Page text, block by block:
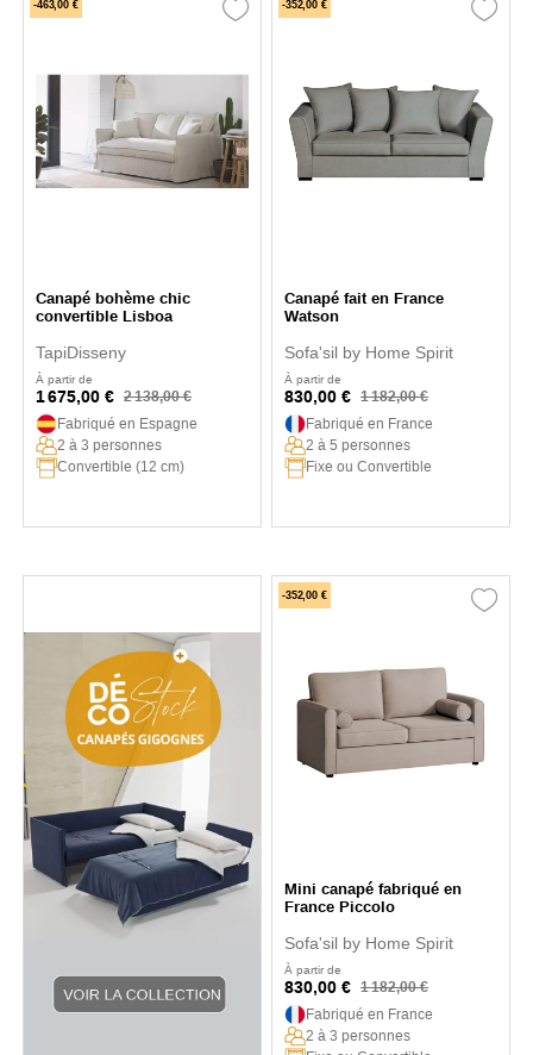
-463,00 €
Canapé bohème chic
convertible Lisboa
TapiDisseny
À partir de
1 675,00 € 2 138,00 €
Fabriqué en Espagne
2 à 3 personnes
Convertible (12 cm)
-352,00 €
Canapé fait en France
Watson
Sofa'sil by Home Spirit
À partir de
830,00 € 1 182,00 €
Fabriqué en France
2 à 5 personnes
Fixe ou Convertible
-352,00 €
Mini canapé fabriqué en
France Piccolo
Sofa'sil by Home Spirit
À partir de
830,00 € 1 182,00 €
Fabriqué en France
2 à 3 personnes